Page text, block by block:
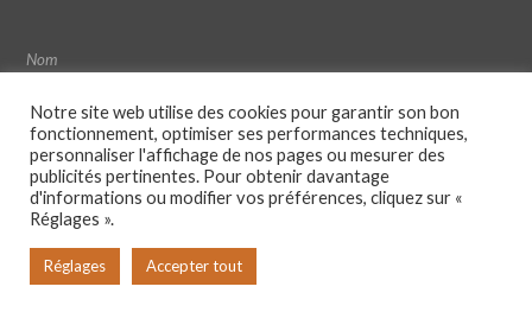
Notre site web utilise des cookies pour garantir son bon
fonctionnement, optimiser ses performances techniques,
personnaliser l'affichage de nos pages ou mesurer des
publicités pertinentes. Pour obtenir davantage
d'informations ou modifier vos préférences, cliquez sur «
Réglages ».
Réglages Accepter tout